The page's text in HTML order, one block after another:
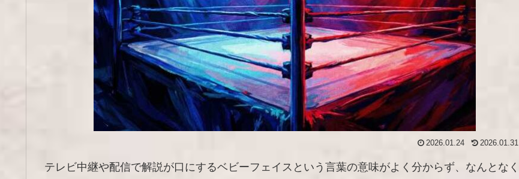
2026.01.24 2026.01.31
テレビ中継や配信で解説が口にするベビーフェイスという言葉の意味がよく分からず、なんとなく